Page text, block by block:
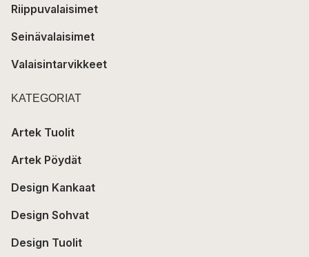
Riippuvalaisimet
Seinävalaisimet
Valaisintarvikkeet
KATEGORIAT
Artek Tuolit
Artek Pöydät
Design Kankaat
Design Sohvat
Design Tuolit